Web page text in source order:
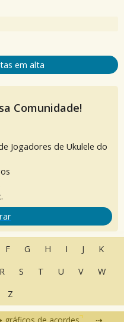
em alta
Comunidade!
Jogadores de Ukulele do
F G H I J
K
R S T U V
W
Z